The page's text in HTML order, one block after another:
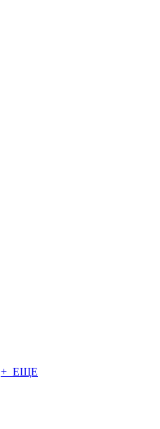
+ ЕЩЕ